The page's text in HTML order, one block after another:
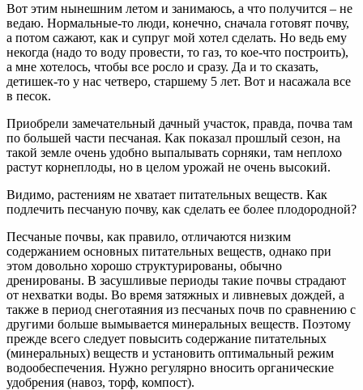
Вот этим нынешним летом и занимаюсь, а что получится – не
ведаю. Нормальные-то люди, конечно, сначала готовят почву,
а потом сажают, как и супруг мой хотел сделать. Но ведь ему
некогда (надо то воду провести, то газ, то кое-что построить),
а мне хотелось, чтобы все росло и сразу. Да и то сказать,
детишек-то у нас четверо, старшему 5 лет. Вот и насажала все
в песок.
Приобрели замечательный дачный участок, правда, почва там
по большей части песчаная. Как показал прошлый сезон, на
такой земле очень удобно выпалывать сорняки, там неплохо
растут корнеплоды, но в целом урожай не очень высокий.
Видимо, растениям не хватает питательных веществ. Как
подлечить песчаную почву, как сделать ее более плодородной?
Песчаные почвы, как правило, отличаются низким
содержанием основных питательных веществ, однако при
этом довольно хорошо структурированы, обычно
дренированы. В засушливые периоды такие почвы страдают
от нехватки воды. Во время затяжных и ливневых дождей, а
также в период снеготаяния из песчаных почв по сравнению с
другими больше вымывается минеральных веществ. Поэтому
прежде всего следует повысить содержание питательных
(минеральных) веществ и установить оптимальный режим
водообеспечения. Нужно регулярно вносить органические
удобрения (навоз, торф, компост).